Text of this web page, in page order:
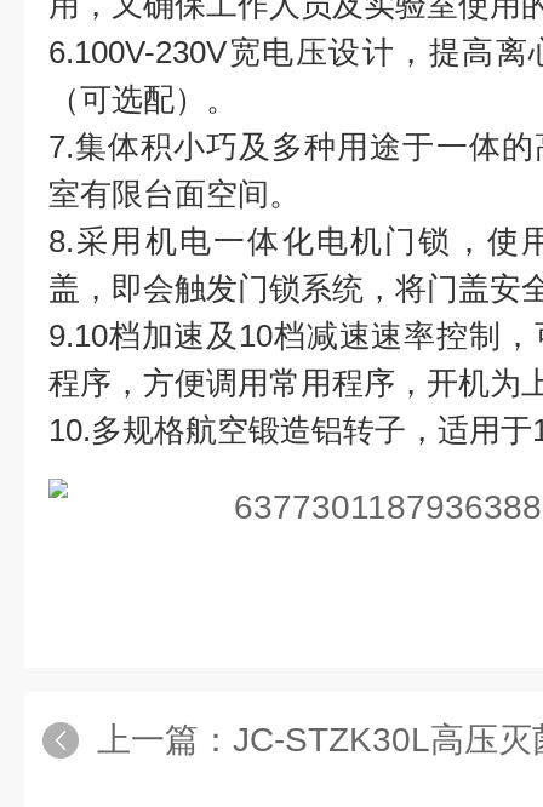
6.100V-230V宽电压设计，提高
（可选配）。
7.集体积小巧及多种用途于一体
室有限台面空间。
8.采用机电一体化电机门锁，使
盖，即会触发门锁系统，将门盖安
9.10档加速及10档减速速率控制
程序，方便调用常用程序，开机为
10.多规格航空锻造铝转子，适用
上一篇： JC-STZK30L高压灭